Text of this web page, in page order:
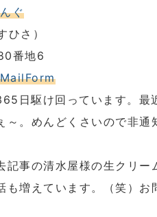
ぐ
さ）
番地6
日駆け回っています。最
。めんどくさいので非通
事の清水屋様の生クリー
も増えています。（笑）お